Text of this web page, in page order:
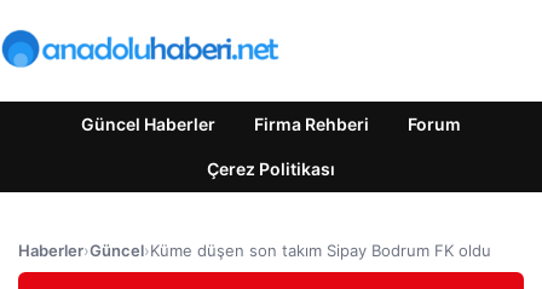
Güncel Haberler Firma Rehberi Forum
Çerez Politikası
Haberler›Güncel›Küme düşen son takım Sipay Bodrum FK oldu